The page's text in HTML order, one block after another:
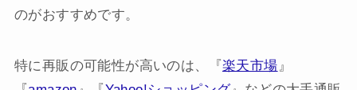
のがおすすめです。
特に再販の可能性が高いのは、『 楽天市場』